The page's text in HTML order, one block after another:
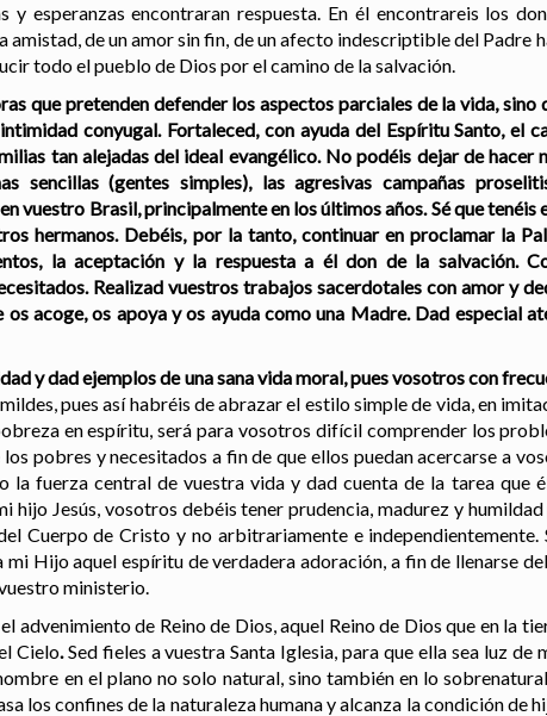
esperanzas encontraran respuesta. En él encontrareis los
amistad, de un amor sin fin, de un afecto indescriptible del Padre
todo el pueblo de Dios por el camino de la salvación.
que pretenden defender los aspectos parciales de la vida, sino
conyugal. Fortaleced, con ayuda del Espíritu Santo, el
tan alejadas del ideal evangélico. No podéis dejar de hacer
sencillas (gentes simples), las agresivas campañas
vuestro Brasil, principalmente en los últimos años.Sé que tenéis
hermanos. Debéis, por la tanto, continuar en proclamar la
la aceptación y la respuesta a él don de la salvación.
Realizad vuestros trabajos sacerdotales con amor y
acoge, os apoya y os ayuda como una Madre. Dad especial
y dad ejemplos de una sana vida moral, pues vosotros con
pues así habréis de abrazar el estilo simple de vida, en
en espíritu, será para vosotros difícil comprender los
pobres y necesitados a fin de que ellos puedan acercarse a
fuerza central de vuestra vida y dad cuenta de la tarea que
hijo Jesús, vosotros debéis tener prudencia, madurez y
Cuerpo de Cristo y no arbitrariamente e independientemente.
Hijo aquel espíritu de verdadera adoración, a fin de llenarse
ministerio.
advenimiento de Reino de Dios, aquel Reino de Dios que en la
Cielo.Sed fieles a vuestra Santa Iglesia, para que ella sea luz de
en el plano no solo natural, sino también en lo
los confines de la naturaleza humana y alcanza la condición de